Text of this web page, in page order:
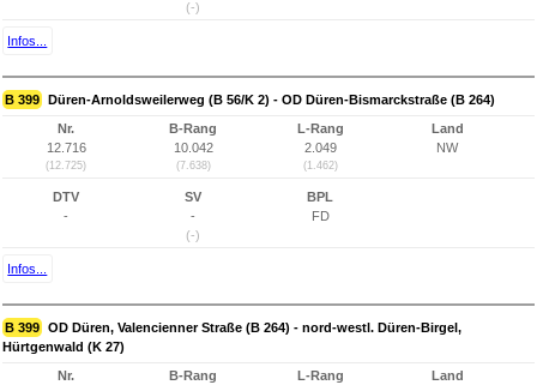
(-)
Infos...
B 399 Düren-Arnoldsweilerweg (B 56/K 2) - OD Düren-Bismarckstraße (B 264)
Nr.
12.716
(12.725)
B-Rang
10.042
(7.638)
L-Rang
2.049
(1.462)
Land
NW
DTV
-
SV
-
(-)
BPL
FD
Infos...
B 399 OD Düren, Valencienner Straße (B 264) - nord-westl. Düren-Birgel,
Hürtgenwald (K 27)
Nr.
B-Rang
L-Rang
Land